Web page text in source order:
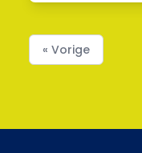
« Vorige